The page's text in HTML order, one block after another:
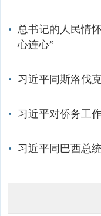
总书记的人民情
心连心”
习近平同斯洛伐
习近平对侨务工
习近平同巴西总